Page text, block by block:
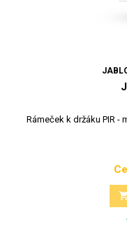
Rámeček k držáku PIR -
